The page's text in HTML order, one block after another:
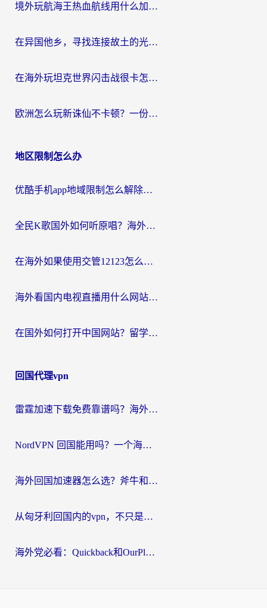
境外玩航海王热血航线用什么加速器？2026海外玩家实测最优方案（附欧洲问道堡垒前线加速技巧）
在异国他乡，寻找连接故土的光明大陆免费加速器
在海外玩坦克世界闪击战很卡怎么办？老玩家亲测有效的加速器选择指南
欧洲怎么玩新诛仙不卡顿？一份给海外游子的国服游戏畅玩指南
地区限制怎么办
优酷手机app地域限制怎么解除？海外党亲测有效的追剧方案
全民K歌国外如何听原唱？海外党亲测有效的回国加速器选择指南
在海外如果使用交管12123怎么处理？留学生亲测有效的回国加速方案
海外看国内电视直播用什么网站比较好？一篇解决你所有追剧难题的实用指南
在国外如何打开中国网站？留学生与海外华人的无缝访问指南
回国代理vpn
雷霆加速下载免费靠谱吗？海外党选回国加速器的避坑指南（附热门工具对比）
NordVPN 回国能用吗？一个海外用户必须面对的真实困境
海外回国加速器怎么选？斧牛和海龟哪个好？一篇帮你避开坑的实用指南
从匈牙利回国内的vpn，不只是为了刷剧那么简单
海外党必看：Quickback和OurPlay好用吗？3分钟选对回国加速器，无缝刷剧玩游戏